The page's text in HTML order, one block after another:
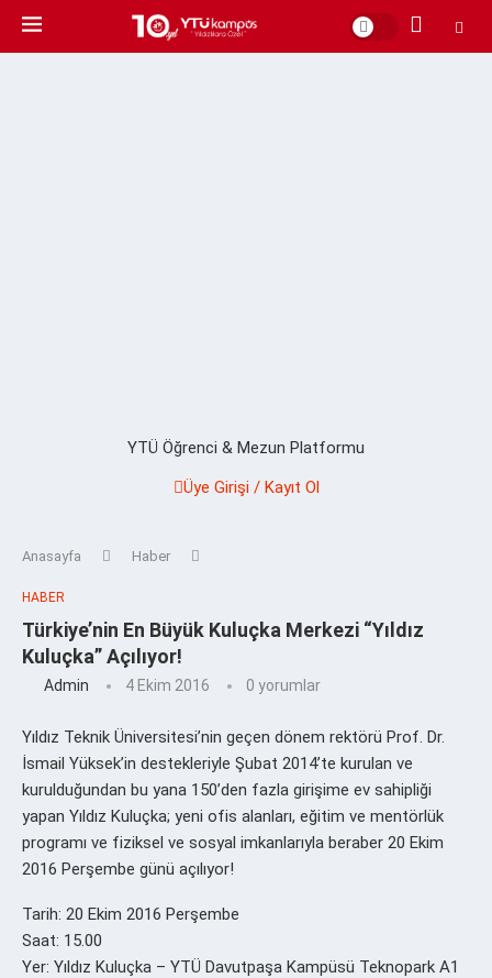
YTÜ Öğrenci & Mezun Platformu
Üye Girişi / Kayıt Ol
Anasayfa Haber
HABER
Türkiye’nin En Büyük Kuluçka Merkezi “Yıldız
Kuluçka” Açılıyor!
Admin 4 Ekim 2016 0 yorumlar
Yıldız Teknik Üniversitesi’nin geçen dönem rektörü Prof. Dr.
İsmail Yüksek’in destekleriyle Şubat 2014’te kurulan ve
kurulduğundan bu yana 150’den fazla girişime ev sahipliği
yapan Yıldız Kuluçka; yeni ofis alanları, eğitim ve mentörlük
programı ve fiziksel ve sosyal imkanlarıyla beraber 20 Ekim
2016 Perşembe günü açılıyor!
Tarih: 20 Ekim 2016 Perşembe
Saat: 15.00
Yer: Yıldız Kuluçka – YTÜ Davutpaşa Kampüsü Teknopark A1